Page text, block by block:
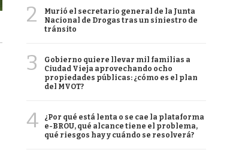
2
Murió el secretario general de la Junta
Nacional de Drogas tras un siniestro de
tránsito
3
Gobierno quiere llevar mil familias a
Ciudad Vieja aprovechando ocho
propiedades públicas: ¿cómo es el plan
del MVOT?
4
¿Por qué está lenta o se cae la plataforma
e-BROU, qué alcance tiene el problema,
qué riesgos hay y cuándo se resolverá?